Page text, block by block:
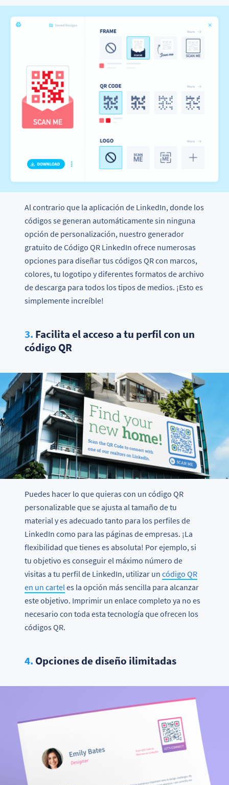
Al contrario que la aplicación de LinkedIn, donde los
códigos se generan automáticamente sin ninguna
opción de personalización, nuestro generador
gratuito de Código QR LinkedIn ofrece numerosas
opciones para diseñar tus códigos QR con marcos,
colores, tu logotipo y diferentes formatos de archivo
de descarga para todos los tipos de medios. ¡Esto es
simplemente increíble!
3. Facilita el acceso a tu perfil con un
código QR
Puedes hacer lo que quieras con un código QR
personalizable que se ajusta al tamaño de tu
material y es adecuado tanto para los perfiles de
LinkedIn como para las páginas de empresas. ¡La
flexibilidad que tienes es absoluta! Por ejemplo, si
tu objetivo es conseguir el máximo número de
visitas a tu perfil de LinkedIn, utilizar un código QR
en un carteles la opción más sencilla para alcanzar
este objetivo. Imprimir un enlace completo ya no es
necesario con toda esta tecnología que ofrecen los
códigos QR.
4. Opciones de diseño ilimitadas